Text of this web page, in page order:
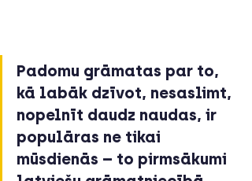
Padomu grāmatas par to,
kā labāk dzīvot, nesaslimt,
nopelnīt daudz naudas, ir
populāras ne tikai
mūsdienās – to pirmsākumi